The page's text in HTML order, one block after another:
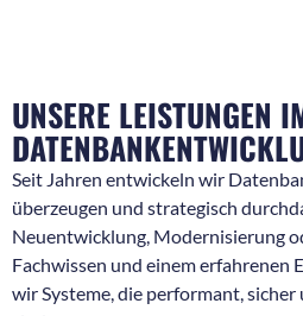
UNSERE LEISTUNGEN
Seit Jahren entwickeln wir
überzeugen und strategisch
Neuentwicklung, Modernisierung
Fachwissen und einem erfahrenen
wir Systeme, die performant,